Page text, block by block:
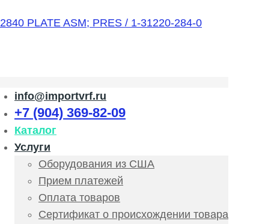
info@importvrf.ru
+7 (904) 369-82-09
Каталог
Услуги
Оборудования из США
Прием платежей
Оплата товаров
Сертификат о происхождении товара